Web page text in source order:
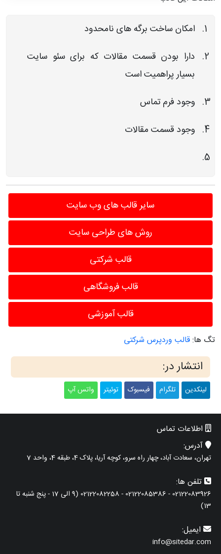
امکان ساخت برگه های نامحدود
دارا بودن قسمت مقالات که برای سئو سایت
بسیار پراهمیت است
وجود فرم تماس
وجود قسمت مقالات
سایر قالب های وب سایت
روش های طراحی سایت
قالب شرکتی
قالب فروشگاهی
قالب آموزشی
تگ ها:قالب وردپرس شرکتی
انتشار در:
لینکدین تلگرام فیسبوک توئیتر واتس آپ
اطلاعات تماس
آدرس:
تهران، سعادت آباد، چهار راه سرو، کوچه آریا، پلاک 4، طبقه 4، واحد 7
تلفن ها:
02122083926 - 02122085386 - 02122082258 (9 الی 17 - پنج شنبه تا
13)
ایمیل:
info@sitedar.com